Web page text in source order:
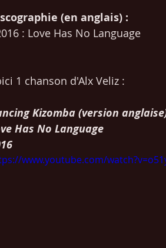
(en anglais) :
: Love Has No Language
1 chanson d'Alx Veliz :
Kizomba (version
Has No Language
www.youtube.com/